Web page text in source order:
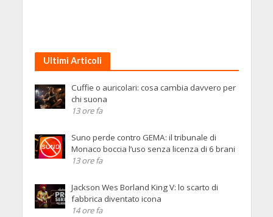
Ultimi Articoli
Cuffie o auricolari: cosa cambia davvero per
chi suona
13 ore fa
Suno perde contro GEMA: il tribunale di
Monaco boccia l’uso senza licenza di 6 brani
13 ore fa
Jackson Wes Borland King V: lo scarto di
fabbrica diventato icona
14 ore fa